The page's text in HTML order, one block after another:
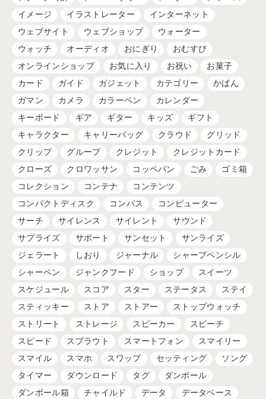
イメージ
イラストレーター
インターネット
ウェブサイト
ウェブショップ
ウォーター
ウォッチ
オーディオ おにぎり
おむすび
オンラインショップ
お気に入り お祝い
お菓子
カード
ガイド ガジェット カテゴリー
かばん
ガマン
カメラ カラーペン
カレンダー
キーボード
ギア ギター キッズ
ギフト
キャラクター
キャリーバッグ クラウド
グリッド
クリップ
グループ クレジット
クレジットカード
クローズ
クロワッサン コッペパン ごみ
ゴミ箱
コレクション
コンテナ
コンテンツ
コンパクトディスク
コンパス
コンピューター
サーチ
サイレンス サイレント
サウンド
サプライズ
サポート サンセット
サンライズ
ジェラート
しおり ジャーナル
シャープペンシル
シャーペン
ジャンクフード ショップ
スイーツ
スケジュール
スコア スター ステータス
ステイ
スティッキー
ストア ストアー
ストップウォッチ
ストリート
ストレージ スピーカー
スピーチ
スピード
スプラウト スマートフォン
スマイリー
スマイル
スマホ スワップ セッティング
ソング
タイマー
ダウンロード タグ
ダンボール
ダンボール箱
チャイルド データ
データベース